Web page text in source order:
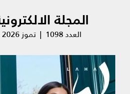
المجلة
العدد 1098 | تموز 2026